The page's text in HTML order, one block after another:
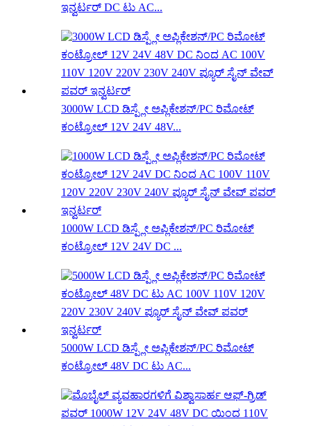
ಇನ್ವರ್ಟರ್ DC ಟು AC...
3000W LCD ಡಿಸ್ಪ್ಲೇ ಅಪ್ಲಿಕೇಶನ್/PC ರಿಮೋಟ್
ಕಂಟ್ರೋಲ್ 12V 24V 48V...
1000W LCD ಡಿಸ್ಪ್ಲೇ ಅಪ್ಲಿಕೇಶನ್/PC ರಿಮೋಟ್
ಕಂಟ್ರೋಲ್ 12V 24V DC ...
5000W LCD ಡಿಸ್ಪ್ಲೇ ಅಪ್ಲಿಕೇಶನ್/PC ರಿಮೋಟ್
ಕಂಟ್ರೋಲ್ 48V DC ಟು AC...